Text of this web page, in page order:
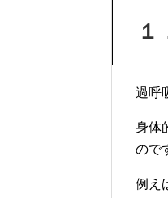
１
過呼
身体
ので
例え